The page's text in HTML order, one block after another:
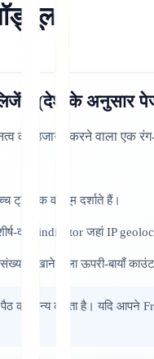
(देश के अनुसार
को उजागर करने वाला एक
ट्रैफ़िक वॉल्यूम दर्शाते हैं।
दायां indicator जहां IP
दिखाने वाला ऊपरी-बायाँ
पैठ को मान्य करता है। यदि आपने